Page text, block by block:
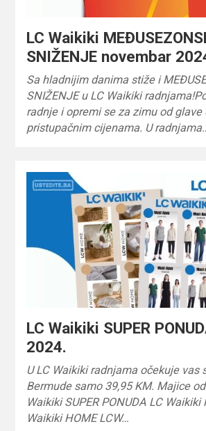
LC Waikiki
SNIŽENJE novembar
Sa hladnijim danima stiže i
SNIŽENJE u LC Waikiki
radnje i opremi se za zimu od glave
pristupačnim cijenama. U
LC Waikiki SUPER
2024.
U LC Waikiki radnjama očekuje vas
Bermude samo 39,95 KM. Majice
Waikiki SUPER PONUDA LC Waikiki
Waikiki HOME LCW…